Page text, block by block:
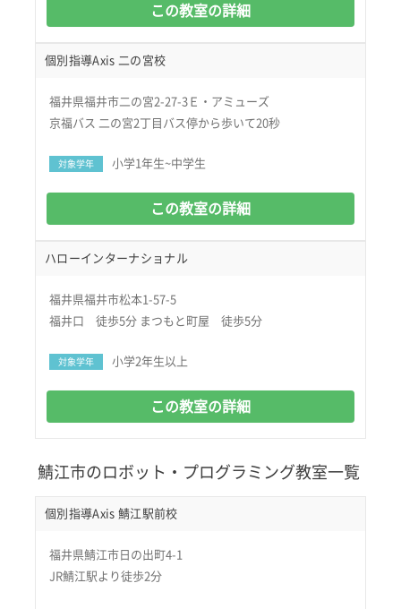
この教室の詳細
個別指導Axis 二の宮校
福井県福井市二の宮2-27-3Ｅ・アミューズ
京福バス 二の宮2丁目バス停から歩いて20秒
対象学年 小学1年生~中学生
この教室の詳細
ハローインターナショナル
福井県福井市松本1-57-5
福井口 徒歩5分 まつもと町屋 徒歩5分
対象学年 小学2年生以上
この教室の詳細
鯖江市のロボット・プログラミング教室一覧
個別指導Axis 鯖江駅前校
福井県鯖江市日の出町4-1
JR鯖江駅より徒歩2分